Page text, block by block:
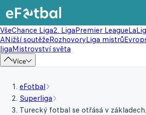
VšeChance Liga2. LigaPremier League
ANižší soutěžeRozhovoryLiga mistrů
ligaMistrovství světa
Více
eFotbal
Superliga
Turecký fotbal se otřásá v